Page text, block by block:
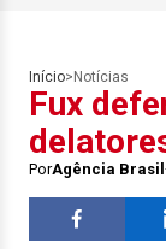
Início> Notícias
Fux
PorAgência Brasil